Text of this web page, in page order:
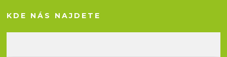
KDE NÁS NAJDETE